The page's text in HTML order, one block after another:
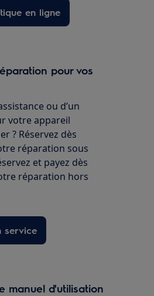
en ligne
pour vos
ou d’un
votre appareil
? Réservez dès
réparation sous
et payez dès
réparation hors
service
manuel d'utilisation